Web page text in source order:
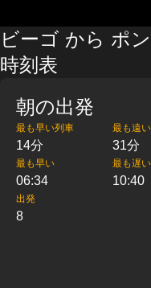
ビーゴ から ポ
時刻表
朝の出発
最も早い列車
14分
最も遠
31分
最も早い
06:34
最も遅い
10:40
出発
8